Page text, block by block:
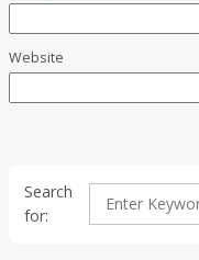
Website
Search
for: